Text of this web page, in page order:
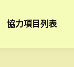
協力項目列表